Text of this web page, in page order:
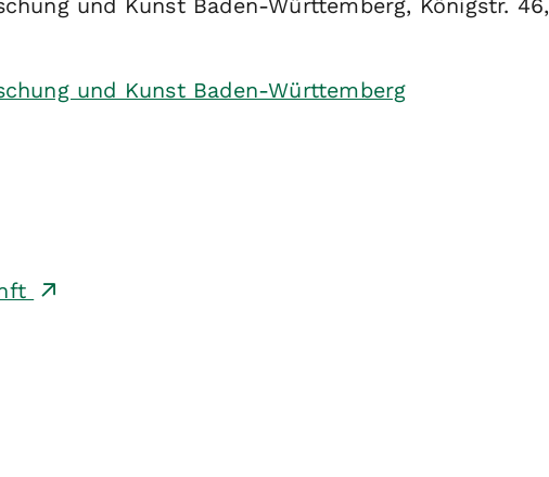
und Kunst Baden-Württemberg, Königstr. 46,
und Kunst Baden-Württemberg